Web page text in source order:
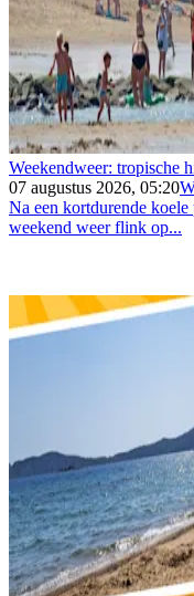
Weekendweer: tropische
07 augustus 2026, 05:20
Na een kortdurende
weekend weer flink op...